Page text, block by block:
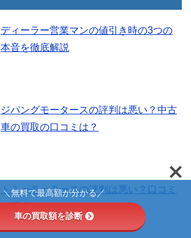
ディーラー営業マンの値引き時の3つの
本音を徹底解説
ジパングモータースの評判は悪い？中古
車の買取の口コミは？
トミーモータースの評判は悪い？口コミ
＼無料で最高額が分かる／
車の買取額を診断